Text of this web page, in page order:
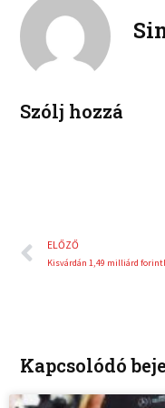
o
n
Szólj hozzá
Előző
ELŐZŐ
Kapcsolódó